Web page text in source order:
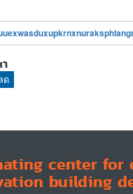
ด
center for
building